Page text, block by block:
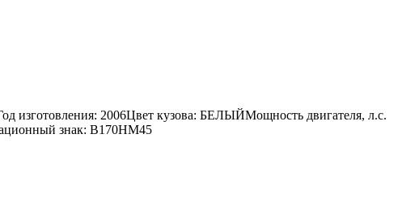
изготовления: 2006Цвет кузова: БЕЛЫЙМощность двигателя, л.с.
знак: В170НМ45